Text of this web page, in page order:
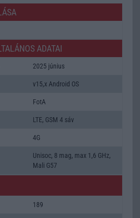
ADATAI
2025 június
v15,x Android OS
FotA
LTE, GSM 4 sáv
4G
Unisoc, 8 mag, max 1,6 GHz,
Mali G57
189